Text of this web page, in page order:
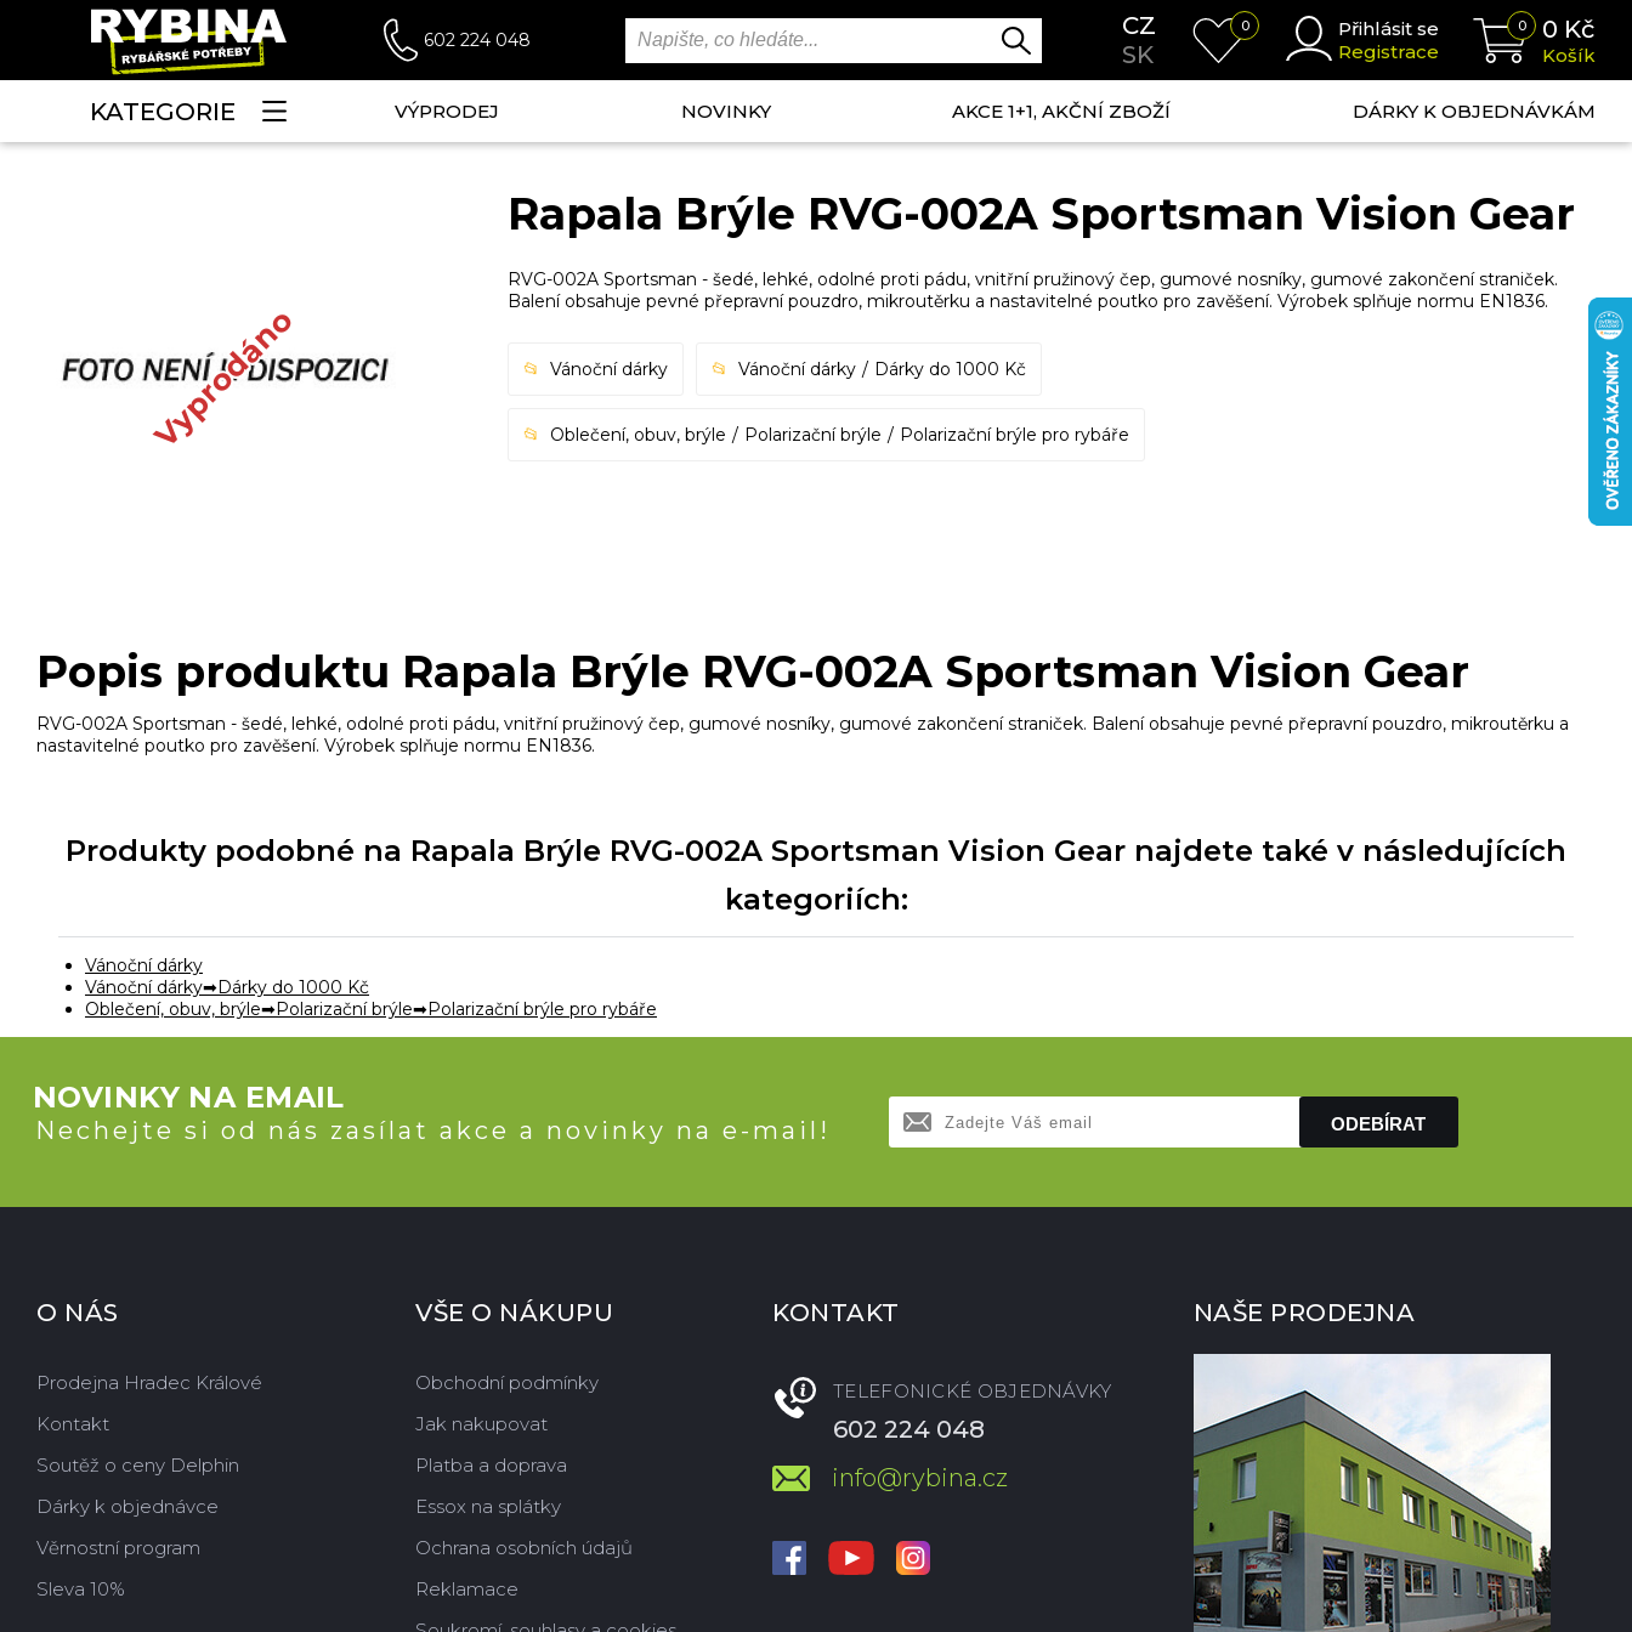
602 224 048
CZ
SK
0
Přihlásit se
Registrace
0 0 Kč
Košík
KATEGORIE VÝPRODEJ NOVINKY AKCE 1+1, AKČNÍ ZBOŽÍ DÁRKY K OBJEDNÁVKÁM
Vyprodáno
Rapala Brýle RVG-002A Sportsman Vision Gear
RVG-002A Sportsman - šedé, lehké, odolné proti pádu, vnitřní pružinový čep, gumové nosníky, gumové zakončení straniček.
Balení obsahuje pevné přepravní pouzdro, mikroutěrku a nastavitelné poutko pro zavěšení. Výrobek splňuje normu EN1836.
Vánoční dárky Vánoční dárky Dárky do 1000 Kč
Oblečení, obuv, brýle Polarizační brýle Polarizační brýle pro rybáře
Popis produktu Rapala Brýle RVG-002A Sportsman Vision Gear
RVG-002A Sportsman - šedé, lehké, odolné proti pádu, vnitřní pružinový čep, gumové nosníky, gumové zakončení straniček. Balení obsahuje pevné přepravní pouzdro, mikroutěrku a
nastavitelné poutko pro zavěšení. Výrobek splňuje normu EN1836.
Produkty podobné na Rapala Brýle RVG-002A Sportsman Vision Gear najdete také v následujících
kategoriích:
Vánoční dárky
Vánoční dárky
Dárky do 1000 Kč
Oblečení, obuv, brýle
Polarizační brýle Polarizační brýle pro rybáře
NOVINKY NA EMAIL
Nechejte si od nás zasílat akce a novinky na e-mail! ODEBÍRAT
O NÁS
Prodejna Hradec Králové
Kontakt
Soutěž o ceny Delphin
Dárky k objednávce
Věrnostní program
Sleva 10%
VŠE O NÁKUPU
Obchodní podmínky
Jak nakupovat
Platba a doprava
Essox na splátky
Ochrana osobních údajů
Reklamace
KONTAKT
TELEFONICKÉ OBJEDNÁVKY
602 224 048
info@rybina.cz
NAŠE PRODEJNA